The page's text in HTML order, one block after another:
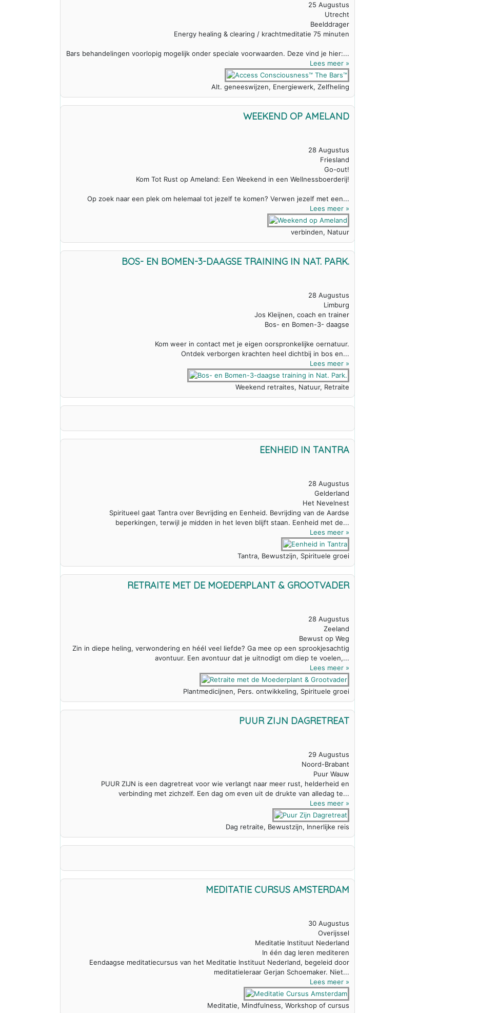
25 Augustus
Utrecht
Beelddrager
Energy healing & clearing / krachtmeditatie 75 minuten
Bars behandelingen voorlopig mogelijk onder speciale voorwaarden. Deze vind je hier:...
Lees meer »
Alt. geneeswijzen, Energiewerk, Zelfheling
WEEKEND OP AMELAND
28 Augustus
Friesland
Go-out!
Kom Tot Rust op Ameland: Een Weekend in een Wellnessboerderij!
Op zoek naar een plek om helemaal tot jezelf te komen? Verwen jezelf met een...
Lees meer »
verbinden, Natuur
BOS- EN BOMEN-3-DAAGSE TRAINING IN NAT. PARK.
28 Augustus
Limburg
Jos Kleijnen, coach en trainer
Bos- en Bomen-3- daagse
Kom weer in contact met je eigen oorspronkelijke oernatuur.
Ontdek verborgen krachten heel dichtbij in bos en...
Lees meer »
Weekend retraites, Natuur, Retraite
EENHEID IN TANTRA
28 Augustus
Gelderland
Het Nevelnest
Spiritueel gaat Tantra over Bevrijding en Eenheid. Bevrijding van de Aardse
beperkingen, terwijl je midden in het leven blijft staan. Eenheid met de...
Lees meer »
Tantra, Bewustzijn, Spirituele groei
RETRAITE MET DE MOEDERPLANT & GROOTVADER
28 Augustus
Zeeland
Bewust op Weg
Zin in diepe heling, verwondering en héél veel liefde? Ga mee op een sprookjesachtig
avontuur. Een avontuur dat je uitnodigt om diep te voelen,...
Lees meer »
Plantmedicijnen, Pers. ontwikkeling, Spirituele groei
PUUR ZIJN DAGRETREAT
29 Augustus
Noord-Brabant
Puur Wauw
PUUR ZIJN is een dagretreat voor wie verlangt naar meer rust, helderheid en
verbinding met zichzelf. Een dag om even uit de drukte van alledag te...
Lees meer »
Dag retraite, Bewustzijn, Innerlijke reis
MEDITATIE CURSUS AMSTERDAM
30 Augustus
Overijssel
Meditatie Instituut Nederland
In één dag leren mediteren
Eendaagse meditatiecursus van het Meditatie Instituut Nederland, begeleid door
meditatieleraar Gerjan Schoemaker. Niet...
Lees meer »
Meditatie, Mindfulness, Workshop of cursus